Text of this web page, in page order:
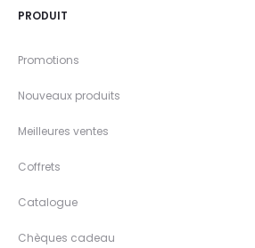
PRODUIT
Promotions
Nouveaux produits
Meilleures ventes
Coffrets
Catalogue
Chèques cadeau